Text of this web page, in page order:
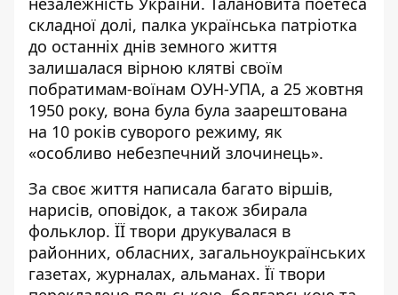
складної долі, палка українська патріотка
до останніх днів земного життя
залишалася вірною клятві своїм
побратимам-воїнам ОУН-УПА, а 25 жовтня
1950 року, вона була була заарештована
на 10 років суворого режиму, як
«особливо небезпечний злочинець».
За своє життя написала багато віршів,
нарисів, оповідок, а також збирала
фольклор. ЇЇ твори друкувалася в
районних, обласних, загальноукраїнських
газетах, журналах, альманах. Її твори